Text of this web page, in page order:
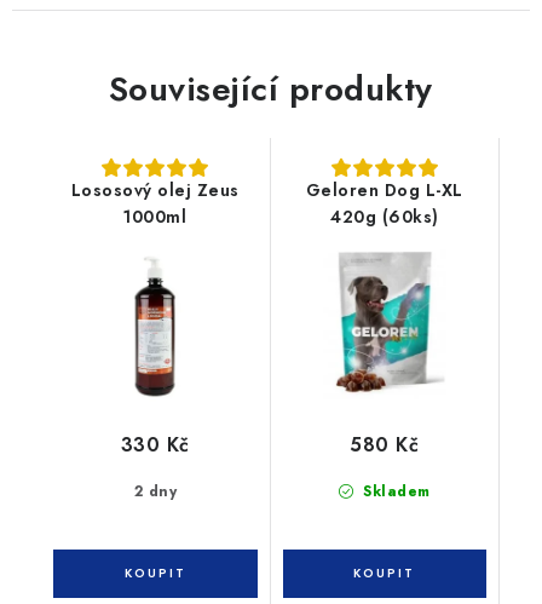
Související produkty
Lososový olej Zeus
1000ml
2 dny
330 Kč
Geloren Dog L-XL
420g (60ks)
Skladem
580 Kč